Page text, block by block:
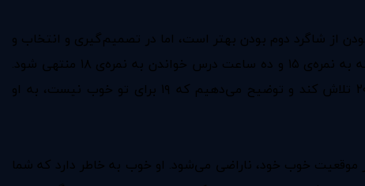
از شاگرد دوم بودن بهتر است، اما در تصمیم‌گیری و انتخاب و
برنامه‌ریزی برای زندگی، فقط «بهتر» بودن مهم نیست. هزینه‌ی مناسب کردن هم مهم‌ است. اگر پنج ساعت درس خواندن در هفته به نمره‌ی ۱۵ و ده ساعت درس خواندن به نمره‌ی ۱۸ منتهی شود.
شاید برای ۱۹ گرفتن بیست ساعت وقت لازم باشد و برای ۲۰ گرفتن چهل ساعت. وقتی که فرزند خود را وادار می‌کنیم که برای ۲۰ تلاش کند و توضیح می‌دهیم که ۱۹ برای تو خوب نیست، به او
خوب خود، ناراضی می‌شود. او خوب به خاطر دارد که شما